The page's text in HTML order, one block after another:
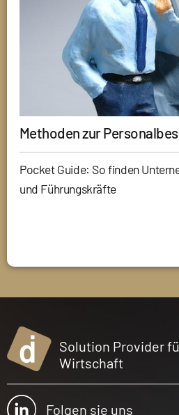
Methoden zur
Pocket Guide: So finden
und Führungskräfte
Solution Provider
Wirtschaft
Folgen sie uns